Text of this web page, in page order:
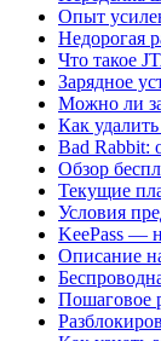
Опыт
Недорогая
Что такое
Зарядное
Можно ли
Как
Bad Rabbit:
Обзор
Текущие
Условия
KeePass —
Описание
Пошаговое